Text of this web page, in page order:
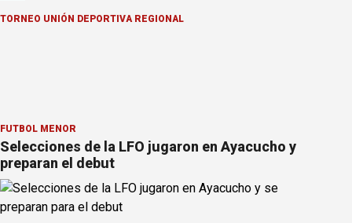
TORNEO UNIÓN DEPORTIVA REGIONAL
FÚTBOL MENOR
Selecciones de la LFO jugaron en Ayacucho y
preparan el debut